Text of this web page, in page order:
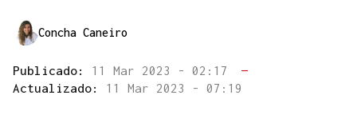
Concha Caneiro
Publicado: 11 Mar 2023 - 02:17
—
Actualizado: 11 Mar 2023 - 07:19